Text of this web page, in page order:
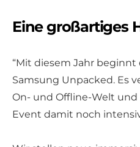
Eine großartiges
“Mit diesem Jahr beginnt
Samsung Unpacked. Es
On- und Offline-Welt
Event damit noch